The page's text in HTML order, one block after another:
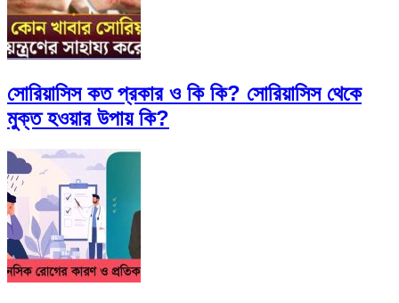
সোরিয়াসিস কত প্রকার ও কি কি? সোরিয়াসিস থেকে
মুক্ত হওয়ার উপায় কি?